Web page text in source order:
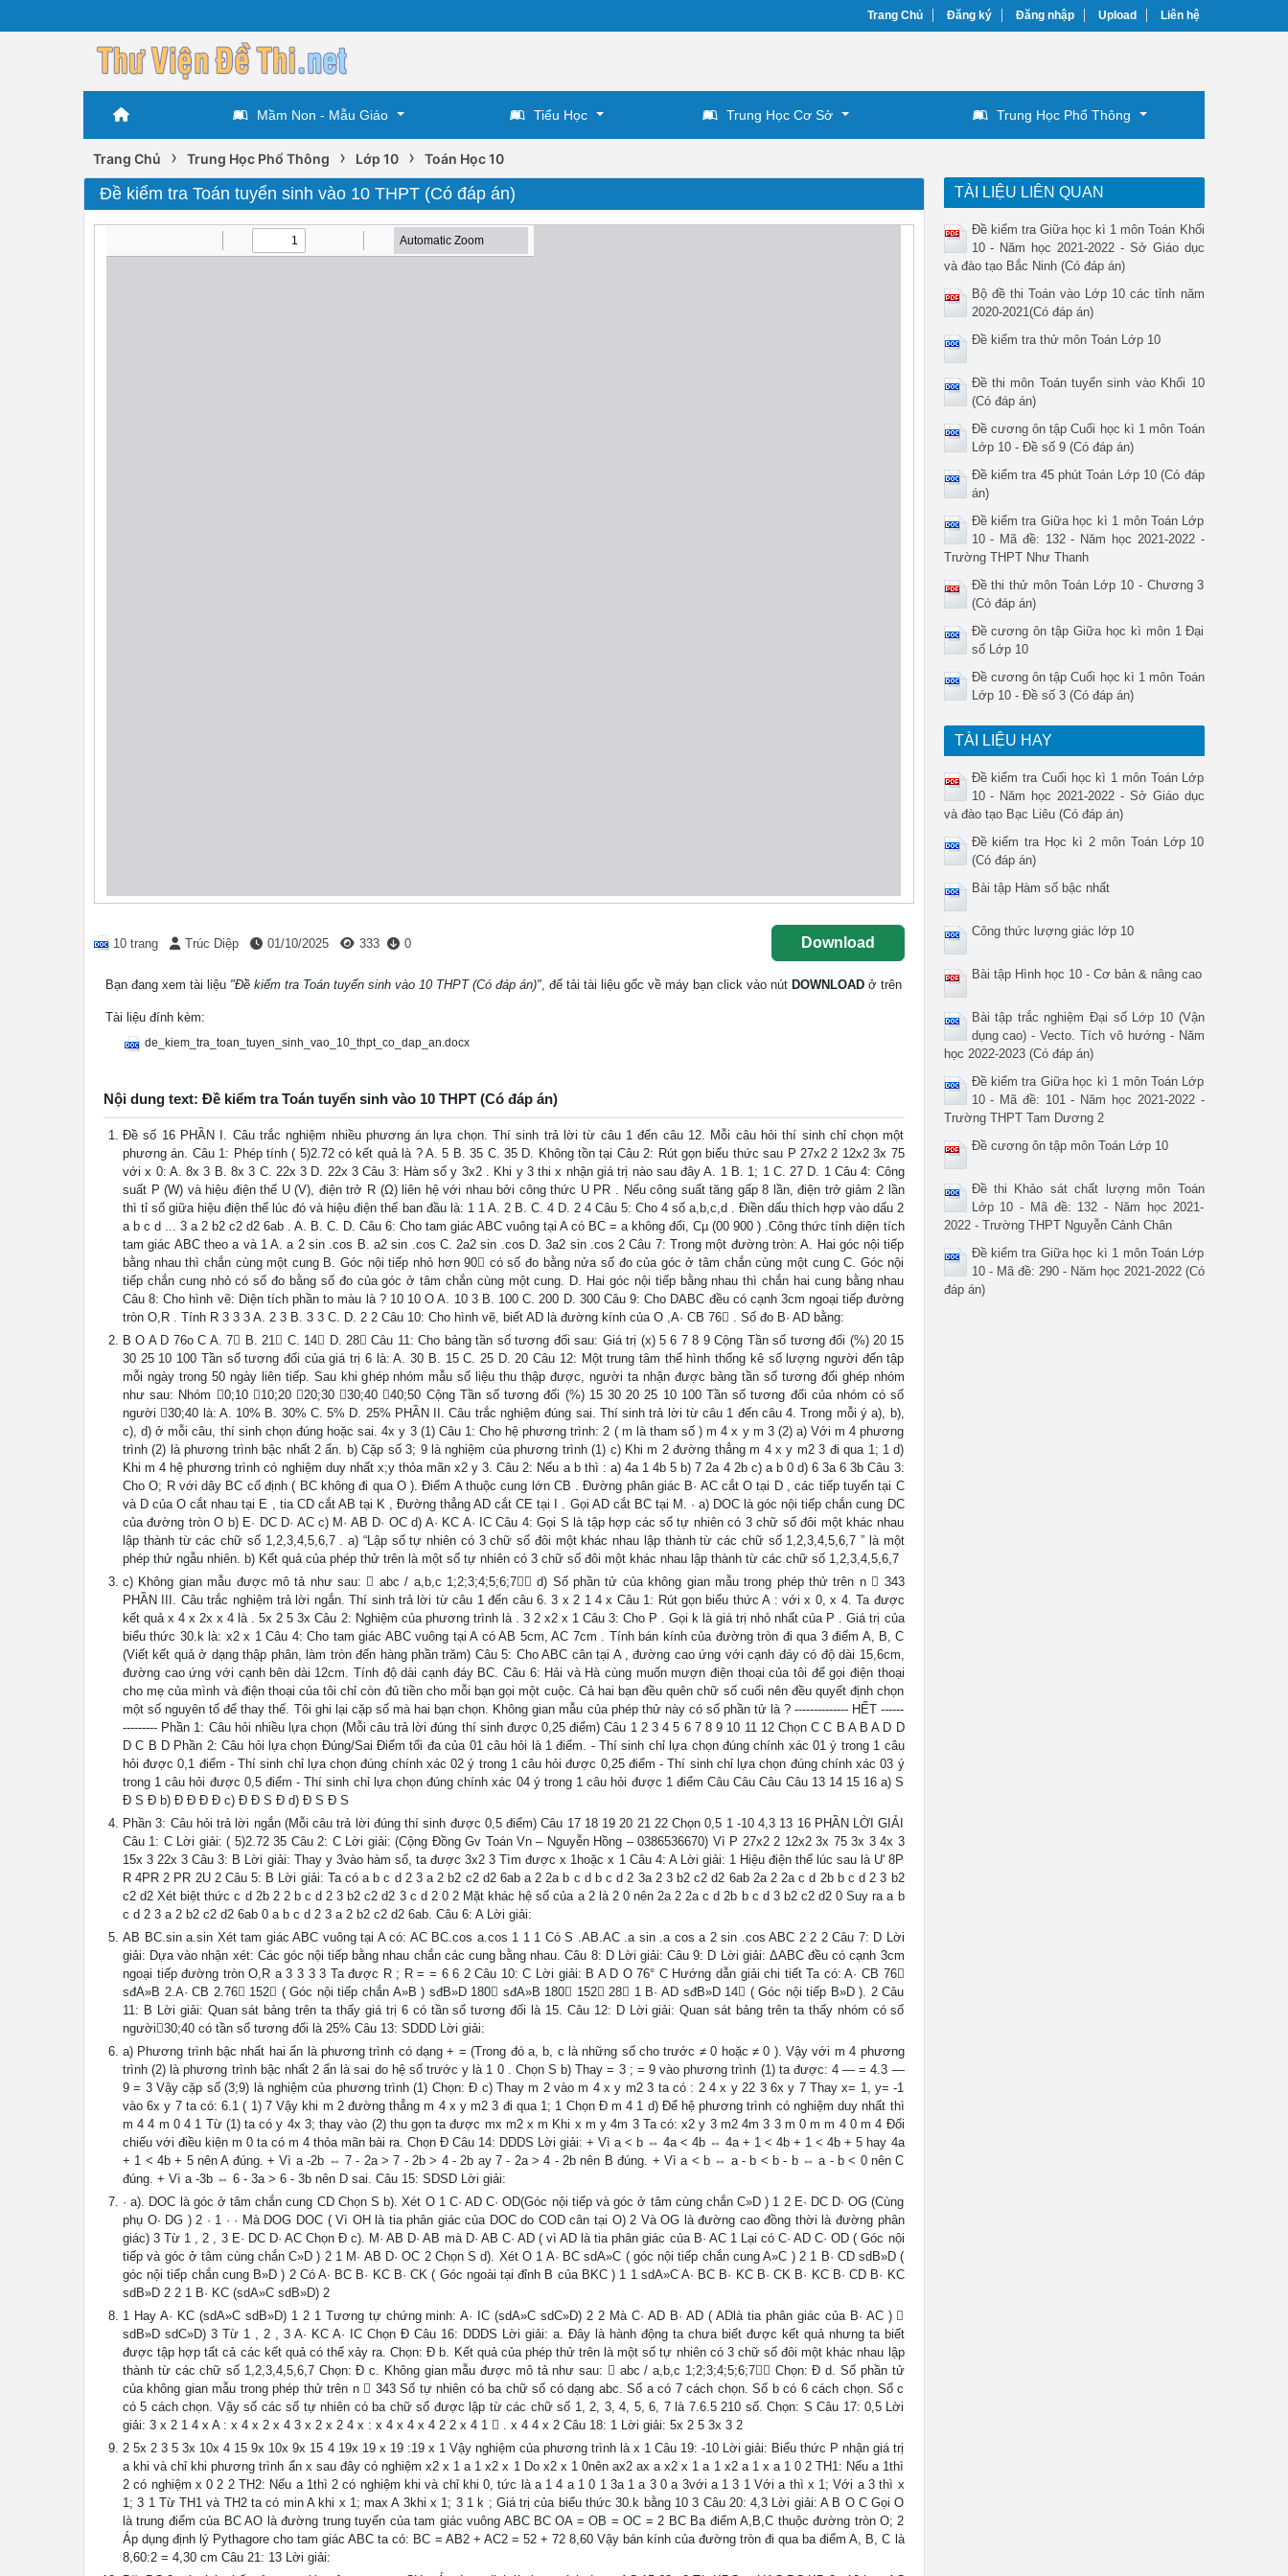
Trang Chủ Đăng ký Đăng nhập Upload Liên hệ
Mầm Non - Mẫu Giáo Tiểu Học Trung Học Cơ Sở Trung Học Phổ Thông
Trang Chủ › Trung Học Phổ Thông › Lớp 10 › Toán Học 10
Đề kiểm tra Toán tuyển sinh vào 10 THPT (Có đáp án)
10 trang Trúc Diệp 01/10/2025 333 0 Download
Bạn đang xem tài liệu "Đề kiểm tra Toán tuyển sinh vào 10 THPT (Có đáp án)", để tải tài liệu gốc về máy bạn click vào nút DOWNLOAD ở trên
Tài liệu đính kèm:
de_kiem_tra_toan_tuyen_sinh_vao_10_thpt_co_dap_an.docx
Nội dung text: Đề kiểm tra Toán tuyển sinh vào 10 THPT (Có đáp án)
Đề số 16 PHẦN I. Câu trắc nghiệm nhiều phương án lựa chọn. Thí sinh trả lời từ câu 1 đến câu 12. Mỗi câu hỏi thí sinh chỉ chọn một
phương án. Câu 1: Phép tính ( 5)2.72 có kết quả là ? A. 5 B. 35 C. 35 D. Không tồn tại Câu 2: Rút gọn biểu thức sau P 27x2 2 12x2 3x 75
với x 0: A. 8x 3 B. 8x 3 C. 22x 3 D. 22x 3 Câu 3: Hàm số y 3x2 . Khi y 3 thi x nhận giá trị nào sau đây A. 1 B. 1; 1 C. 27 D. 1 Câu 4: Công
suất P (W) và hiệu điện thế U (V), điện trở R (Ω) liên hệ với nhau bởi công thức U PR . Nếu công suất tăng gấp 8 lần, điện trở giảm 2 lần
thì tỉ số giữa hiệu điện thế lúc đó và hiệu điện thế ban đầu là: 1 1 A. 2 B. C. 4 D. 2 4 Câu 5: Cho 4 số a,b,c,d . Điền dấu thích hợp vào dấu 2
a b c d ... 3 a 2 b2 c2 d2 6ab . A. B. C. D. Câu 6: Cho tam giác ABC vuông tại A có BC = a không đổi, Cµ (00 900 ) .Công thức tính diện tích
tam giác ABC theo a và 1 A. a 2 sin .cos B. a2 sin .cos C. 2a2 sin .cos D. 3a2 sin .cos 2 Câu 7: Trong một đường tròn: A. Hai góc nội tiếp
bằng nhau thì chắn cùng một cung B. Góc nội tiếp nhỏ hơn 90 có số đo bằng nửa số đo của góc ở tâm chắn cùng một cung C. Góc nội
tiếp chắn cung nhỏ có số đo bằng số đo của góc ở tâm chắn cùng một cung. D. Hai góc nội tiếp bằng nhau thì chắn hai cung bằng nhau
Câu 8: Cho hình vẽ: Diện tích phần to màu là ? 10 10 O A. 10 3 B. 100 C. 200 D. 300 Câu 9: Cho DABC đều có cạnh 3cm ngoại tiếp đường
tròn O,R . Tính R 3 3 3 A. 2 3 B. 3 3 C. D. 2 2 Câu 10: Cho hình vẽ, biết AD là đường kính của O ,A· CB 76 . Số đo B· AD bằng:
B O A D 76o C A. 7 B. 21 C. 14 D. 28 Câu 11: Cho bảng tần số tương đối sau: Giá trị (x) 5 6 7 8 9 Cộng Tần số tương đối (%) 20 15
30 25 10 100 Tần số tương đối của giá trị 6 là: A. 30 B. 15 C. 25 D. 20 Câu 12: Một trung tâm thể hình thống kê số lượng người đến tập
mỗi ngày trong 50 ngày liên tiếp. Sau khi ghép nhóm mẫu số liệu thu thập được, người ta nhận được bảng tần số tương đối ghép nhóm
như sau: Nhóm 0;10 10;20 20;30 30;40 40;50 Cộng Tần số tương đối (%) 15 30 20 25 10 100 Tần số tương đối của nhóm có số
người 30;40 là: A. 10% B. 30% C. 5% D. 25% PHẦN II. Câu trắc nghiệm đúng sai. Thí sinh trả lời từ câu 1 đến câu 4. Trong mỗi ý a), b),
c), d) ở mỗi câu, thí sinh chọn đúng hoặc sai. 4x y 3 (1) Câu 1: Cho hệ phương trình: 2 ( m là tham số ) m 4 x y m 3 (2) a) Với m 4 phương
trình (2) là phương trình bậc nhất 2 ẩn. b) Cặp số 3; 9 là nghiệm của phương trình (1) c) Khi m 2 đường thẳng m 4 x y m2 3 đi qua 1; 1 d)
Khi m 4 hệ phương trình có nghiệm duy nhất x;y thỏa mãn x2 y 3. Câu 2: Nếu a b thì : a) 4a 1 4b 5 b) 7 2a 4 2b c) a b 0 d) 6 3a 6 3b Câu 3:
Cho O; R với dây BC cố định ( BC không đi qua O ). Điểm A thuộc cung lớn CB . Đường phân giác B· AC cắt O tại D , các tiếp tuyến tại C
và D của O cắt nhau tại E , tia CD cắt AB tại K , Đường thẳng AD cắt CE tại I . Gọi AD cắt BC tại M. · a) DOC là góc nội tiếp chắn cung DC
của đường tròn O b) E· DC D· AC c) M· AB D· OC d) A· KC A· IC Câu 4: Gọi S là tập hợp các số tự nhiên có 3 chữ số đôi một khác nhau
lập thành từ các chữ số 1,2,3,4,5,6,7 . a) “Lập số tự nhiên có 3 chữ số đôi một khác nhau lập thành từ các chữ số 1,2,3,4,5,6,7 ” là một
phép thử ngẫu nhiên. b) Kết quả của phép thử trên là một số tự nhiên có 3 chữ số đôi một khác nhau lập thành từ các chữ số 1,2,3,4,5,6,7
c) Không gian mẫu được mô tả như sau:  abc / a,b,c 1;2;3;4;5;6;7 d) Số phần tử của không gian mẫu trong phép thử trên n  343
PHẦN III. Câu trắc nghiệm trả lời ngắn. Thí sinh trả lời từ câu 1 đến câu 6. 3 x 2 1 4 x Câu 1: Rút gọn biểu thức A : với x 0, x 4. Ta được
kết quả x 4 x 2x x 4 là . 5x 2 5 3x Câu 2: Nghiệm của phương trình là . 3 2 x2 x 1 Câu 3: Cho P . Gọi k là giá trị nhỏ nhất của P . Giá trị của
biểu thức 30.k là: x2 x 1 Câu 4: Cho tam giác ABC vuông tại A có AB 5cm, AC 7cm . Tính bán kính của đường tròn đi qua 3 điểm A, B, C
(Viết kết quả ở dạng thập phân, làm tròn đến hàng phần trăm) Câu 5: Cho ABC cân tại A , đường cao ứng với cạnh đáy có độ dài 15,6cm,
đường cao ứng với cạnh bên dài 12cm. Tính độ dài cạnh đáy BC. Câu 6: Hải và Hà cùng muốn mượn điện thoại của tôi để gọi điện thoại
cho mẹ của mình và điện thoại của tôi chỉ còn đủ tiền cho mỗi bạn gọi một cuộc. Cả hai bạn đều quên chữ số cuối nên đều quyết định chọn
một số nguyên tố để thay thế. Tôi ghi lại cặp số mà hai bạn chọn. Không gian mẫu của phép thử này có số phần tử là ? -------------- HẾT ------
--------- Phần 1: Câu hỏi nhiều lựa chọn (Mỗi câu trả lời đúng thí sinh được 0,25 điểm) Câu 1 2 3 4 5 6 7 8 9 10 11 12 Chọn C C B A B A D D
D C B D Phần 2: Câu hỏi lựa chọn Đúng/Sai Điểm tối đa của 01 câu hỏi là 1 điểm. - Thí sinh chỉ lựa chọn đúng chính xác 01 ý trong 1 câu
hỏi được 0,1 điểm - Thí sinh chỉ lựa chọn đúng chính xác 02 ý trong 1 câu hỏi được 0,25 điểm - Thí sinh chỉ lựa chọn đúng chính xác 03 ý
trong 1 câu hỏi được 0,5 điểm - Thí sinh chỉ lựa chọn đúng chính xác 04 ý trong 1 câu hỏi được 1 điểm Câu Câu Câu Câu 13 14 15 16 a) S
Đ S Đ b) Đ Đ Đ Đ c) Đ Đ S Đ d) Đ S Đ S
Phần 3: Câu hỏi trả lời ngắn (Mỗi câu trả lời đúng thí sinh được 0,5 điểm) Câu 17 18 19 20 21 22 Chọn 0,5 1 -10 4,3 13 16 PHẦN LỜI GIẢI
Câu 1: C Lời giải: ( 5)2.72 35 Câu 2: C Lời giải: (Cộng Đồng Gv Toán Vn – Nguyễn Hồng – 0386536670) Vì P 27x2 2 12x2 3x 75 3x 3 4x 3
15x 3 22x 3 Câu 3: B Lời giải: Thay y 3vào hàm số, ta được 3x2 3 Tìm được x 1hoặc x 1 Câu 4: A Lời giải: 1 Hiệu điện thế lúc sau là U' 8P
R 4PR 2 PR 2U 2 Câu 5: B Lời giải: Ta có a b c d 2 3 a 2 b2 c2 d2 6ab a 2 2a b c d b c d 2 3a 2 3 b2 c2 d2 6ab 2a 2 2a c d 2b b c d 2 3 b2
c2 d2 Xét biệt thức c d 2b 2 2 b c d 2 3 b2 c2 d2 3 c d 2 0 2 Mặt khác hệ số của a 2 là 2 0 nên 2a 2 2a c d 2b b c d 3 b2 c2 d2 0 Suy ra a b
c d 2 3 a 2 b2 c2 d2 6ab 0 a b c d 2 3 a 2 b2 c2 d2 6ab. Câu 6: A Lời giải:
AB BC.sin a.sin Xét tam giác ABC vuông tại A có: AC BC.cos a.cos 1 1 1 Có S .AB.AC .a sin .a cos a 2 sin .cos ABC 2 2 2 Câu 7: D Lời
giải: Dựa vào nhận xét: Các góc nội tiếp bằng nhau chắn các cung bằng nhau. Câu 8: D Lời giải: Câu 9: D Lời giải: ΔABC đều có cạnh 3cm
ngoại tiếp đường tròn O,R a 3 3 3 3 Ta được R ; R = = 6 6 2 Câu 10: C Lời giải: B A D O 76° C Hướng dẫn giải chi tiết Ta có: A· CB 76
sđA»B 2.A· CB 2.76 152 ( Góc nội tiếp chắn A»B ) sđB»D 180 sđA»B 180 152 28 1 B· AD sđB»D 14 ( Góc nội tiếp B»D ). 2 Câu
11: B Lời giải: Quan sát bảng trên ta thấy giá trị 6 có tần số tương đối là 15. Câu 12: D Lời giải: Quan sát bảng trên ta thấy nhóm có số
người30;40 có tần số tương đối là 25% Câu 13: SDDD Lời giải:
a) Phương trình bậc nhất hai ẩn là phương trình có dạng + = (Trong đó a, b, c là những số cho trước ≠ 0 hoặc ≠ 0 ). Vậy với m 4 phương
trình (2) là phương trình bậc nhất 2 ẩn là sai do hệ số trước y là 1 0 . Chọn S b) Thay = 3 ; = 9 vào phương trình (1) ta được: 4 ― = 4.3 ―
9 = 3 Vậy cặp số (3;9) là nghiệm của phương trình (1) Chọn: Đ c) Thay m 2 vào m 4 x y m2 3 ta có : 2 4 x y 22 3 6x y 7 Thay x= 1, y= -1
vào 6x y 7 ta có: 6.1 ( 1) 7 Vậy khi m 2 đường thẳng m 4 x y m2 3 đi qua 1; 1 Chọn Đ m 4 1 d) Để hệ phương trình có nghiệm duy nhất thì
m 4 4 m 0 4 1 Từ (1) ta có y 4x 3; thay vào (2) thu gọn ta được mx m2 x m Khi x m y 4m 3 Ta có: x2 y 3 m2 4m 3 3 m 0 m m 4 0 m 4 Đối
chiếu với điều kiện m 0 ta có m 4 thỏa mãn bài ra. Chọn Đ Câu 14: DDDS Lời giải: + Vì a < b ⇔ 4a < 4b ⇔ 4a + 1 < 4b + 1 < 4b + 5 hay 4a
+ 1 < 4b + 5 nên A đúng. + Vì a -2b ⇔ 7 - 2a > 7 - 2b > 4 - 2b ay 7 - 2a > 4 - 2b nên B đúng. + Vì a < b ⇔ a - b < b - b ⇔ a - b < 0 nên C
đúng. + Vì a -3b ⇔ 6 - 3a > 6 - 3b nên D sai. Câu 15: SDSD Lời giải:
· a). DOC là góc ở tâm chắn cung CD Chọn S b). Xét O 1 C· AD C· OD(Góc nội tiếp và góc ở tâm cùng chắn C»D ) 1 2 E· DC D· OG (Cùng
phụ O· DG ) 2 · 1 · · Mà DOG DOC ( Vì OH là tia phân giác của DOC do COD cân tại O) 2 Và OG là đường cao đồng thời là đường phân
giác) 3 Từ 1 , 2 , 3 E· DC D· AC Chọn Đ c). M· AB D· AB mà D· AB C· AD ( vì AD là tia phân giác của B· AC 1 Lại có C· AD C· OD ( Góc nội
tiếp và góc ở tâm cùng chắn C»D ) 2 1 M· AB D· OC 2 Chọn S d). Xét O 1 A· BC sdA»C ( góc nội tiếp chắn cung A»C ) 2 1 B· CD sdB»D (
góc nội tiếp chắn cung B»D ) 2 Có A· BC B· KC B· CK ( Góc ngoài tại đỉnh B của BKC ) 1 1 sdA»C A· BC B· KC B· CK B· KC B· CD B· KC
sdB»D 2 2 1 B· KC (sdA»C sdB»D) 2
1 Hay A· KC (sdA»C sdB»D) 1 2 1 Tương tự chứng minh: A· IC (sdA»C sdC»D) 2 2 Mà C· AD B· AD ( ADlà tia phân giác của B· AC ) 
sdB»D sdC»D) 3 Từ 1 , 2 , 3 A· KC A· IC Chọn Đ Câu 16: DDDS Lời giải: a. Đây là hành động ta chưa biết được kết quả nhưng ta biết
được tập hợp tất cả các kết quả có thể xảy ra. Chọn: Đ b. Kết quả của phép thử trên là một số tự nhiên có 3 chữ số đôi một khác nhau lập
thành từ các chữ số 1,2,3,4,5,6,7 Chọn: Đ c. Không gian mẫu được mô tả như sau:  abc / a,b,c 1;2;3;4;5;6;7 Chọn: Đ d. Số phần tử
của không gian mẫu trong phép thử trên n  343 Số tự nhiên có ba chữ số có dạng abc. Số a có 7 cách chọn. Số b có 6 cách chọn. Số c
có 5 cách chọn. Vậy số các số tự nhiên có ba chữ số được lập từ các chữ số 1, 2, 3, 4, 5, 6, 7 là 7.6.5 210 số. Chọn: S Câu 17: 0,5 Lời
giải: 3 x 2 1 4 x A : x 4 x 2 x 4 3 x 2 x 2 4 x : x 4 x 4 x 4 2 2 x 4 1  . x 4 4 x 2 Câu 18: 1 Lời giải: 5x 2 5 3x 3 2
2 5x 2 3 5 3x 10x 4 15 9x 10x 9x 15 4 19x 19 x 19 :19 x 1 Vậy nghiệm của phương trình là x 1 Câu 19: -10 Lời giải: Biểu thức P nhận giá trị
a khi và chỉ khi phương trình ẩn x sau đây có nghiệm x2 x 1 a 1 x2 x 1 Do x2 x 1 0nên ax2 ax a x2 x 1 a 1 x2 a 1 x a 1 0 2 TH1: Nếu a 1thì
2 có nghiệm x 0 2 2 TH2: Nếu a 1thì 2 có nghiệm khi và chỉ khi 0, tức là a 1 4 a 1 0 1 3a 1 a 3 0 a 3với a 1 3 1 Với a thì x 1; Với a 3 thì x
1; 3 1 Từ TH1 và TH2 ta có min A khi x 1; max A 3khi x 1; 3 1 k ; Giá trị của biểu thức 30.k bằng 10 3 Câu 20: 4,3 Lời giải: A B O C Gọi O
là trung điểm của BC AO là đường trung tuyến của tam giác vuông ABC BC OA = OB = OC = 2 BC Ba điểm A,B,C thuộc đường tròn O; 2
Áp dụng định lý Pythagore cho tam giác ABC ta có: BC = AB2 + AC2 = 52 + 72 8,60 Vậy bán kính của đường tròn đi qua ba điểm A, B, C là
8,60:2 = 4,30 cm Câu 21: 13 Lời giải:
TÀI LIỆU LIÊN QUAN
Đề kiểm tra Giữa học kì 1 môn Toán Khối
10 - Năm học 2021-2022 - Sở Giáo dục
và đào tạo Bắc Ninh (Có đáp án)
Bộ đề thi Toán vào Lớp 10 các tỉnh năm
2020-2021(Có đáp án)
Đề kiểm tra thử môn Toán Lớp 10
Đề thi môn Toán tuyển sinh vào Khối 10
(Có đáp án)
Đề cương ôn tập Cuối học kì 1 môn Toán
Lớp 10 - Đề số 9 (Có đáp án)
Đề kiểm tra 45 phút Toán Lớp 10 (Có đáp
án)
Đề kiểm tra Giữa học kì 1 môn Toán Lớp
10 - Mã đề: 132 - Năm học 2021-2022 -
Trường THPT Như Thanh
Đề thi thử môn Toán Lớp 10 - Chương 3
(Có đáp án)
Đề cương ôn tập Giữa học kì môn 1 Đại
số Lớp 10
Đề cương ôn tập Cuối học kì 1 môn Toán
Lớp 10 - Đề số 3 (Có đáp án)
TÀI LIỆU HAY
Đề kiểm tra Cuối học kì 1 môn Toán Lớp
10 - Năm học 2021-2022 - Sở Giáo dục
và đào tạo Bạc Liêu (Có đáp án)
Đề kiểm tra Học kì 2 môn Toán Lớp 10
(Có đáp án)
Bài tập Hàm số bậc nhất
Công thức lượng giác lớp 10
Bài tập Hình học 10 - Cơ bản & nâng cao
Bài tập trắc nghiệm Đại số Lớp 10 (Vận
dụng cao) - Vecto. Tích vô hướng - Năm
học 2022-2023 (Có đáp án)
Đề kiểm tra Giữa học kì 1 môn Toán Lớp
10 - Mã đề: 101 - Năm học 2021-2022 -
Trường THPT Tam Dương 2
Đề cương ôn tập môn Toán Lớp 10
Đề thi Khảo sát chất lượng môn Toán
Lớp 10 - Mã đề: 132 - Năm học 2021-
2022 - Trường THPT Nguyễn Cảnh Chân
Đề kiểm tra Giữa học kì 1 môn Toán Lớp
10 - Mã đề: 290 - Năm học 2021-2022 (Có
đáp án)